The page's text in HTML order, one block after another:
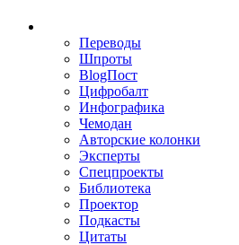
Переводы
Шпроты
BlogПост
Цифробалт
Инфографика
Чемодан
Авторские колонки
Эксперты
Спецпроекты
Библиотека
Проектор
Подкасты
Цитаты